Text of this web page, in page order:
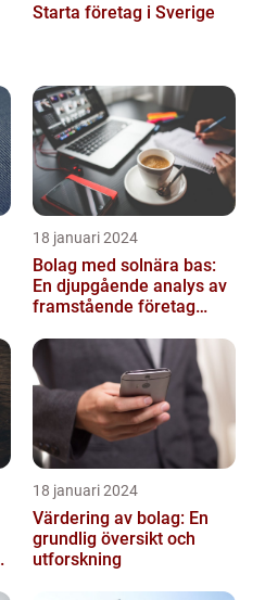
Starta företag i Sverige
18 januari 2024
Bolag med solnära bas:
En djupgående analys av
framstående företag
18 januari 2024
Värdering av bolag: En
grundlig översikt och
utforskning